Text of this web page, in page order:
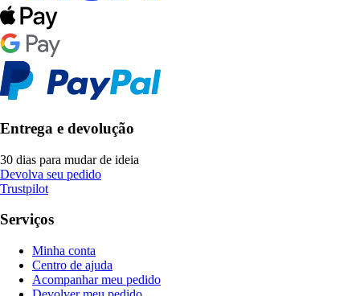
Entrega e devolução
30 dias para mudar de ideia
Devolva seu pedido
Trustpilot
Serviços
Minha conta
Centro de ajuda
Acompanhar meu pedido